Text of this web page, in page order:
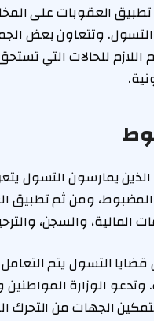
العقوبات على
وتتعاون بعض
للحالات التي
يمارسون التسول
المضبوط، ومن ثم
والسجن،
التسول يتم
الوزارة المواطنين
الجهات من التحرك